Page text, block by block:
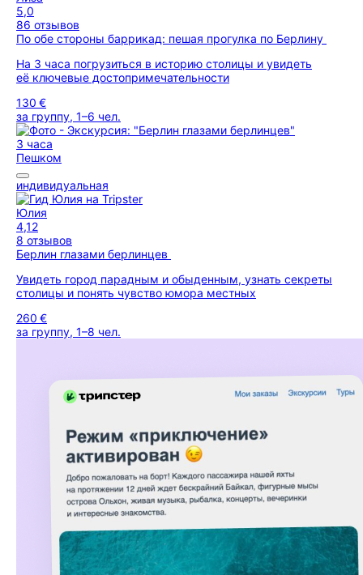
5,0
86 отзывов
По обе стороны баррикад: пешая прогулка по Берлину
На 3 часа погрузиться в историю столицы и увидеть
её ключевые достопримечательности
130 €
за группу, 1–6 чел.
3 часа
Пешком
индивидуальная
Юлия
4,12
8 отзывов
Берлин глазами берлинцев
Увидеть город парадным и обыденным, узнать секреты
столицы и понять чувство юмора местных
260 €
за группу, 1–8 чел.